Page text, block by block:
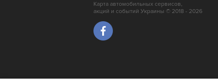
Карта автомобильных сервисов,
акций и событий Украины © 2018 - 2026